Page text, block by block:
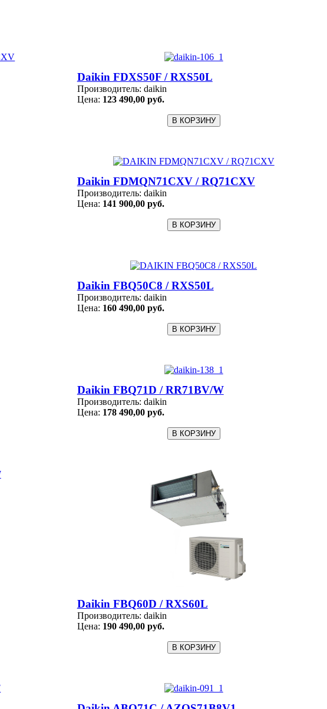
Daikin FDXS50F / RXS50L
Производитель: daikin
Цена: 123 490,00 руб.
Daikin FDMQN71CXV / RQ71CXV
Производитель: daikin
Цена: 141 900,00 руб.
Daikin FBQ50C8 / RXS50L
Производитель: daikin
Цена: 160 490,00 руб.
Daikin FBQ71D / RR71BV/W
Производитель: daikin
Цена: 178 490,00 руб.
Daikin FBQ60D / RXS60L
Производитель: daikin
Цена: 190 490,00 руб.